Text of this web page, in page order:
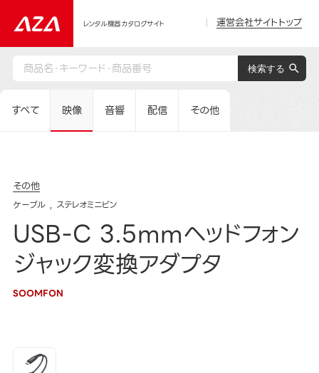
レンタル機器カタログサイト 運営会社サイトトップ
すべて 映像 音響 配信 その他
その他
ケーブル ステレオミニピン
USB-C 3.5mmヘッドフォン
ジャック変換アダプタ
SOOMFON